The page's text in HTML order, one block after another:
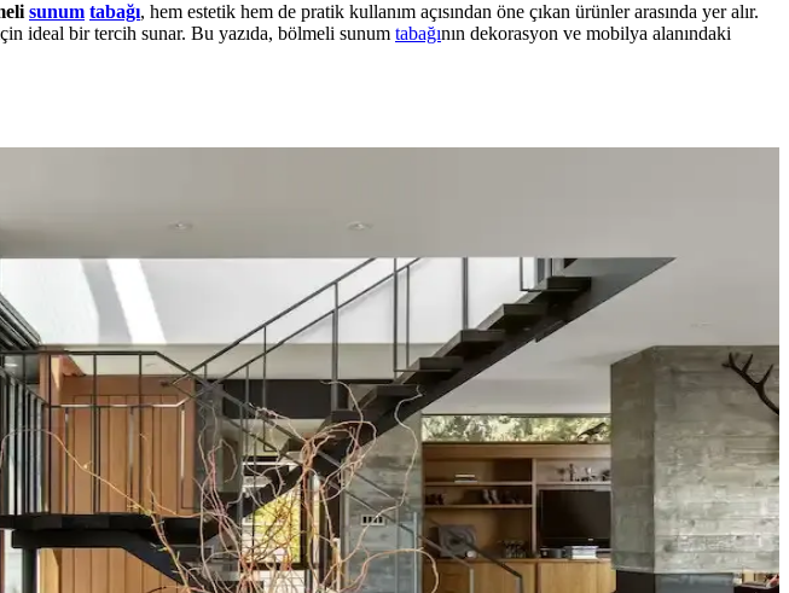
sunum tabağı, hem estetik hem de pratik kullanım açısından öne çıkan ürünler arasında yer alır.
ideal bir tercih sunar. Bu yazıda, bölmeli sunum tabağının dekorasyon ve mobilya alanındaki
Yöntemleri
ile renkler dengelenerek mekanın estetik bütünlüğü sağlanır.
kahverengi sıcaklık katar. Kalın keten ve karartma perdeler ışık kontrolünde avantaj sağlar.
soğuk kahverengi ve yeşil tonları farklı atmosferler yaratır. Renk örnekleri farklı ışık
halılarla konfor ve estetik dengelenir, mekanın atmosferi güçlenir.